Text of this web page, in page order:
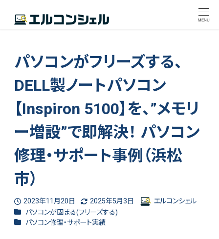
MENU
パソコンがフリーズする、
DELL製ノートパソコン
【Inspiron 5100】を、”メモリ
ー増設”で即解決！ パソコン
修理・サポート事例（浜松
市）
投稿日
2023年11月20日
更新日
2025年5月3日
著
エルコンシェル
カテゴリー
パソコンが固まる(フリーズする)
カテゴリー
パソコン修理・サポート実績